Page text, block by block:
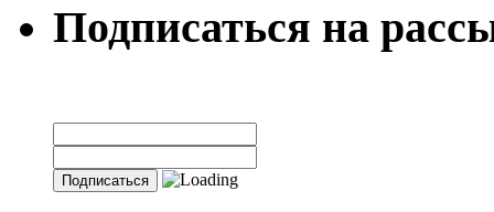
Подписаться на